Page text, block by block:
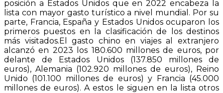
posición a Estados Unidos que en 2022 encabeza la
lista con mayor gasto turístico a nivel mundial. Por su
parte, Francia, España y Estados Unidos ocuparon los
primeros puestos en la clasificación de los destinos
más visitados.El gasto chino en viajes al extranjero
alcanzó en 2023 los 180.600 millones de euros, por
delante de Estados Unidos (137.850 millones de
euros), Alemania (102.920 millones de euros), Reino
Unido (101.100 millones de euros) y Francia (45.000
millones de euros). A estos le siguen en la lista otros